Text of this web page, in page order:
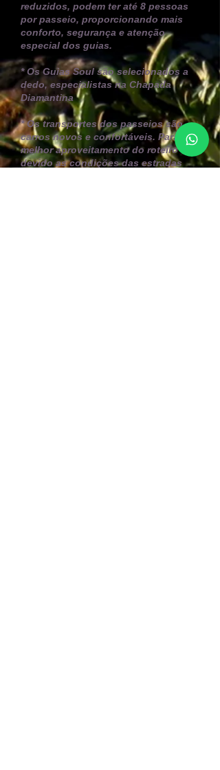
reduzidos, podem ter até 8 pessoas
por passeio, proporcionando mais
conforto, segurança e atenção
especial dos guias.
* Os Guias Soul são selecionados a
dedo, especialistas na Chapada
Diamantina
* Os transportes dos passeios são
carros novos e confortáveis. Para
melhor aproveitamento do roteiro e
devido as condições das estradas